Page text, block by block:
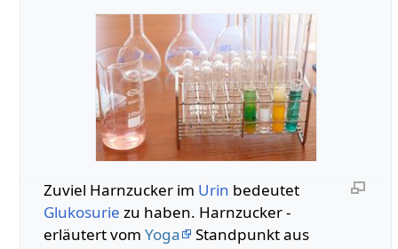
Zuviel Harnzucker im Urin bedeutet
Glukosurie zu haben. Harnzucker -
erläutert vom Yoga Standpunkt aus